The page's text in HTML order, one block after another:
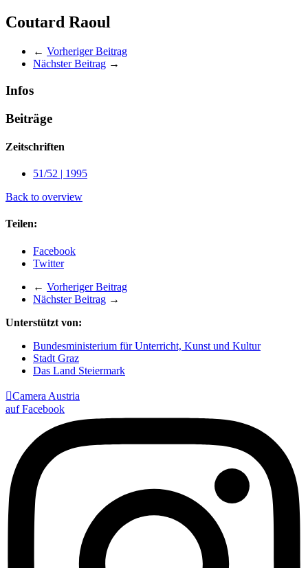
Coutard Raoul
← Vorheriger Beitrag
Nächster Beitrag →
Infos
Beiträge
Zeitschriften
51/52 | 1995
Back to overview
Teilen:
Facebook
Twitter
← Vorheriger Beitrag
Nächster Beitrag →
Unterstützt von:
Bundesministerium für Unterricht, Kunst und Kultur
Stadt Graz
Das Land Steiermark
Camera Austria
auf Facebook